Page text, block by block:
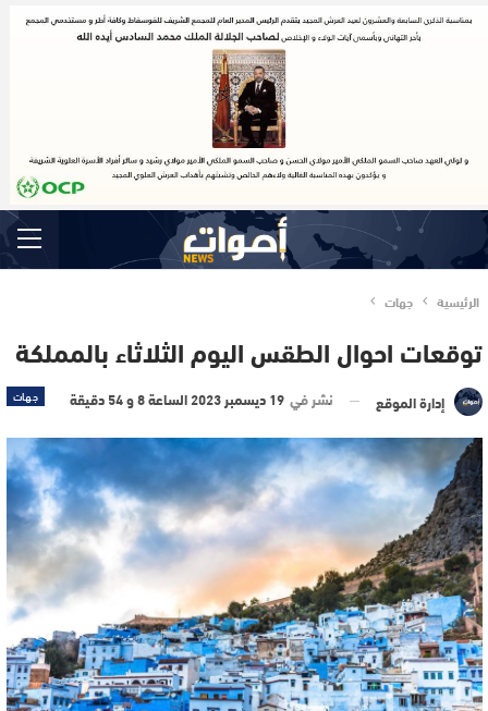
الرئيسية جهات
توقعات احوال الطقس اليوم الثلاثاء بالمملكة
جهات إدارة الموقع نشر في 19 ديسمبر 2023 الساعة 8 و 54 دقيقة